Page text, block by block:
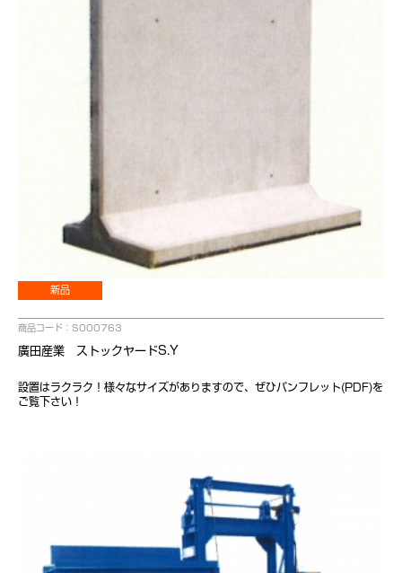
新品
商品コード：S000763
廣田産業 ストックヤードS.Y
設置はラクラク！様々なサイズがありますので、ぜひパンフレット(PDF)を
ご覧下さい！